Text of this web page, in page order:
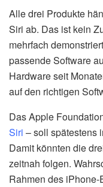
Alle drei Produkte
Siri ab. Das ist kein
mehrfach
passende Software
Hardware seit
auf den richtigen
Das Apple
Siri – soll spätestens
Damit könnten die
zeitnah folgen.
Rahmen des